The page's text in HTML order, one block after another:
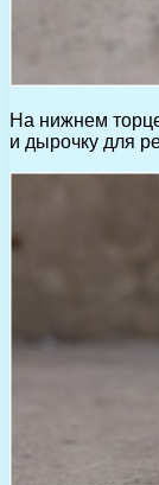
На нижнем
и дырочку для